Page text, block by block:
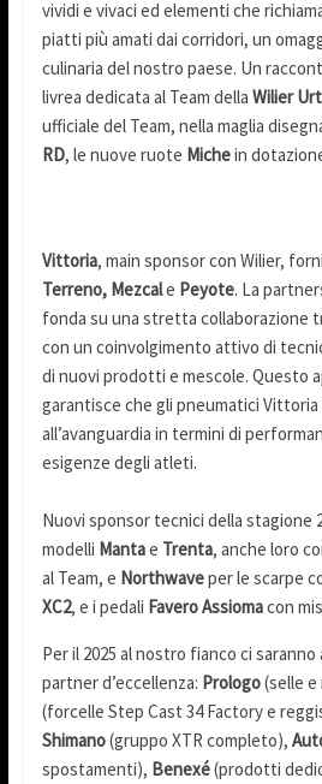
vividi e vivaci ed elementi che
piatti più amati dai corridori, un
culinaria del nostro paese. Un
livrea dedicata al Team della Wilier
ufficiale del Team, nella maglia
RD, le nuove ruote Michein
Vittoria, main sponsor con Wilier,
Terreno, Mezcale Peyote. La
fonda su una stretta collaborazione
con un coinvolgimento attivo di
di nuovi prodotti e mescole. Questo
garantisce che gli pneumatici Vittoria
all’avanguardia in termini di
esigenze degli atleti.
Nuovi sponsor tecnici della stagione
modelli Mantae Trenta, anche loro
al Team, e Northwaveper le scarpe
XC2, e i pedali Favero Assiomacon
Per il 2025 al nostro fianco ci
partner d’eccellenza: Prologo(selle e
(forcelle Step Cast 34 Factory e
Shimano(gruppo XTR completo),
spostamenti), Benexé(prodotti